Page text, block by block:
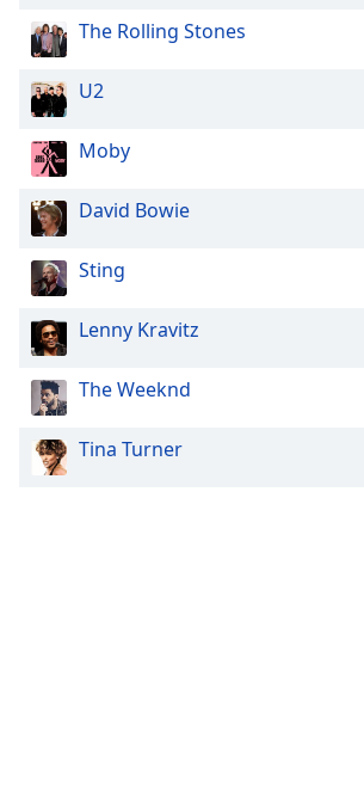
The Rolling Stones
U2
Moby
David Bowie
Sting
Lenny Kravitz
The Weeknd
Tina Turner